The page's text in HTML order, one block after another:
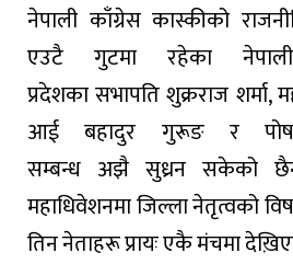
नेपाली काँग्रेस कास्कीको
एउटै गुटमा रहेका
प्रदेशका सभापति शुक्रराज शर्मा,
आई बहादुर गुरूङ र
सम्बन्ध अझै सुध्रन सकेको
महाधिवेशनमा जिल्ला नेतृत्वको
तिन नेताहरू प्रायः एकै मंचमा